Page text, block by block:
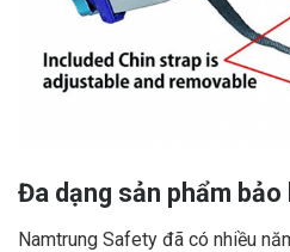
Đa dạng sản phẩm bảo
Namtrung Safety đã có nhiều